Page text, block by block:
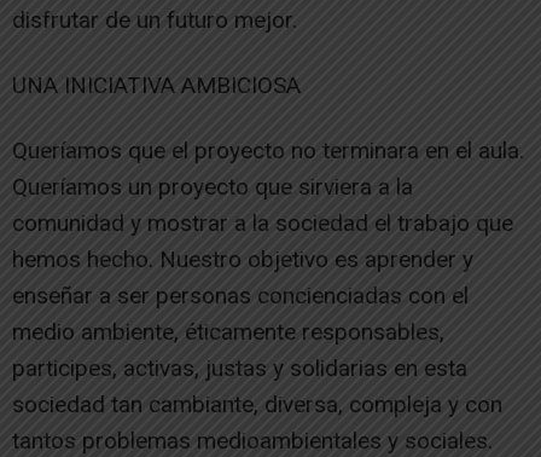
disfrutar de un futuro mejor.
UNA INICIATIVA AMBICIOSA
Queríamos que el proyecto no terminara en el aula.
Queríamos un proyecto que sirviera a la
comunidad y mostrar a la sociedad el trabajo que
hemos hecho. Nuestro objetivo es aprender y
enseñar a ser personas concienciadas con el
medio ambiente, éticamente responsables,
participes, activas, justas y solidarias en esta
sociedad tan cambiante, diversa, compleja y con
tantos problemas medioambientales y sociales.